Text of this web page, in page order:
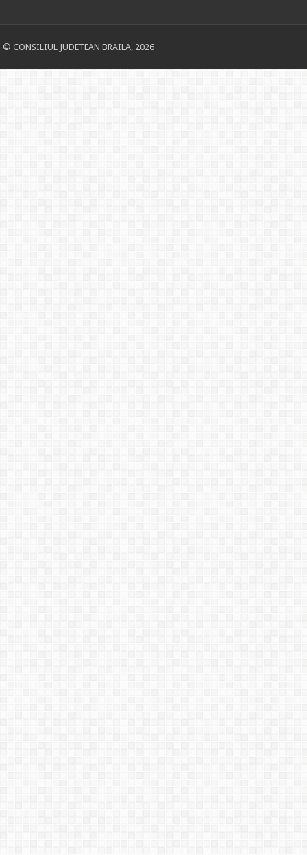
© CONSILIUL JUDETEAN BRAILA, 2026